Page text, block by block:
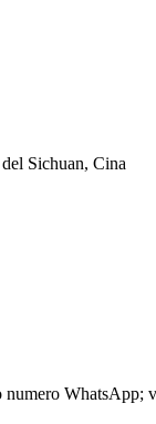
Sichuan, Cina
WhatsApp;